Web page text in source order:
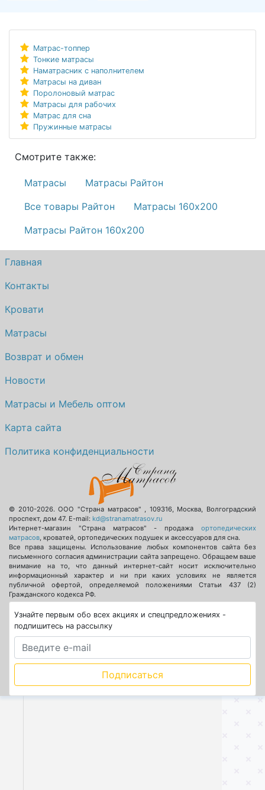
Матрас-топпер
Тонкие матрасы
Наматрасник с наполнителем
Матрасы на диван
Поролоновый матрас
Матрасы для рабочих
Матрас для сна
Пружинные матрасы
Смотрите также:
Матрасы
Матрасы Райтон
Все товары Райтон
Матрасы 160х200
Матрасы Райтон 160х200
Главная
Контакты
Кровати
Матрасы
Возврат и обмен
Новости
Матрасы и Мебель оптом
Карта сайта
Политика конфиденциальности
© 2010-2026.ООО "Страна матрасов" 109316, Москва
Волгоградский
проспект, дом 47. E-mail: kd@stranamatrasov.ru
Интернет-магазин "Страна матрасов" - продажа ортопедических
матрасов , кроватей, ортопедических подушек и аксессуаров для сна.
Все права защищены. Использование любых компонентов сайта без
письменного согласия администрации сайта запрещено. Обращаем ваше
внимание на то, что данный интернет-сайт носит исключительно
информационный характер и ни при каких условиях не является
публичной офертой, определяемой положениями Статьи 437 (2)
Гражданского кодекса РФ.
Узнайте первым обо всех акциях и спецпредложениях -
подпишитесь на рассылку